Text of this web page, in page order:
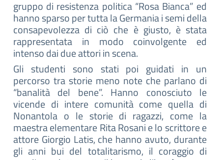
gruppo di resistenza politica “Rosa Bianca” ed
hanno sparso per tutta la Germania i semi della
consapevolezza di ciò che è giusto, è stata
rappresentata in modo coinvolgente ed
intenso dai due attori in scena.
Gli studenti sono stati poi guidati in un
percorso tra storie meno note che parlano di
“banalità del bene”. Hanno conosciuto le
vicende di intere comunità come quella di
Nonantola o le storie di ragazzi, come la
maestra elementare Rita Rosani e lo scrittore e
attore Giorgio Latis, che hanno avuto, durante
gli anni bui del totalitarismo, il coraggio di